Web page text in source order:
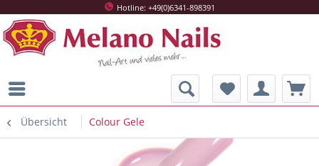
Hotline: +49(0)6341-898391
Übersicht Colour Gele